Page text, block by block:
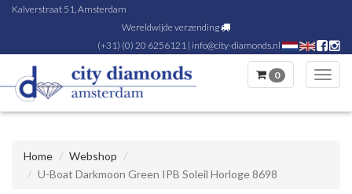
Kalverstraat 51, Amsterdam
Wereldwijde verzending
(+31) (0) 20 6256121 | info@city-diamonds.nl
0
Home
Webshop
U-Boat Darkmoon Green IPB Soleil Horloge 8698